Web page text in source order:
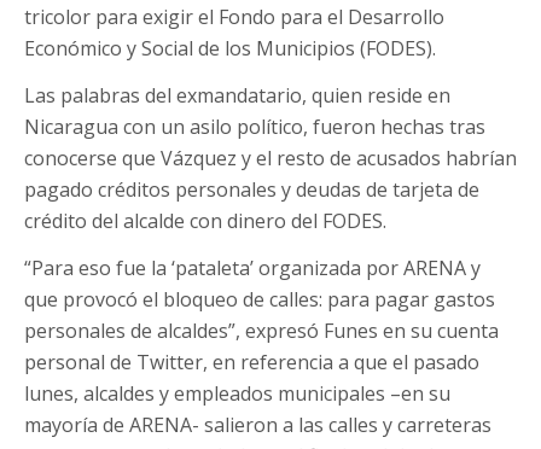
tricolor para exigir el Fondo para el Desarrollo
Económico y Social de los Municipios (FODES).
Las palabras del exmandatario, quien reside en
Nicaragua con un asilo político, fueron hechas tras
conocerse que Vázquez y el resto de acusados habrían
pagado créditos personales y deudas de tarjeta de
crédito del alcalde con dinero del FODES.
“Para eso fue la ‘pataleta’ organizada por ARENA y
que provocó el bloqueo de calles: para pagar gastos
personales de alcaldes”, expresó Funes en su cuenta
personal de Twitter, en referencia a que el pasado
lunes, alcaldes y empleados municipales –en su
mayoría de ARENA- salieron a las calles y carreteras